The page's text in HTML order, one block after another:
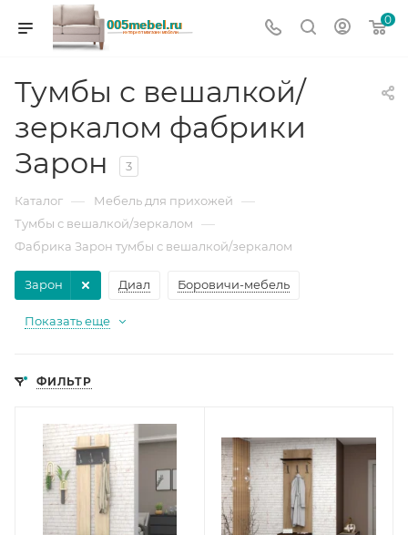
0
Тумбы с вешалкой/
зеркалом фабрики
Зарон
3
Каталог — Мебель для прихожей —
Тумбы с вешалкой/зеркалом —
Фабрика Зарон тумбы с вешалкой/зеркалом
Диал
Зарон Боровичи-мебель
Показать еще
ФИЛЬТР